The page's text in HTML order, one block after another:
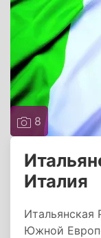
8
Италия
Итальянская
Южной